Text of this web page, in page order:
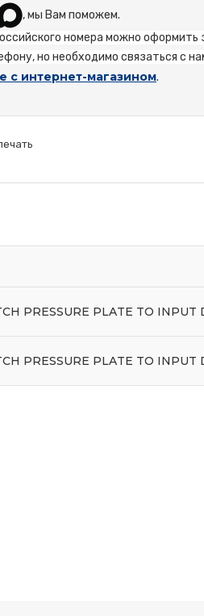
, мы Вам поможем.
номера можно оформить
но необходимо связаться с
с интернет-магазином.
PRESSURE PLATE TO INPUT
PRESSURE PLATE TO INPUT